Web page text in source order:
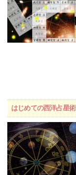
はじめての西洋占星術